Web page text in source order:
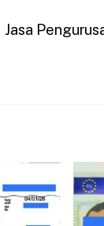
Jasa